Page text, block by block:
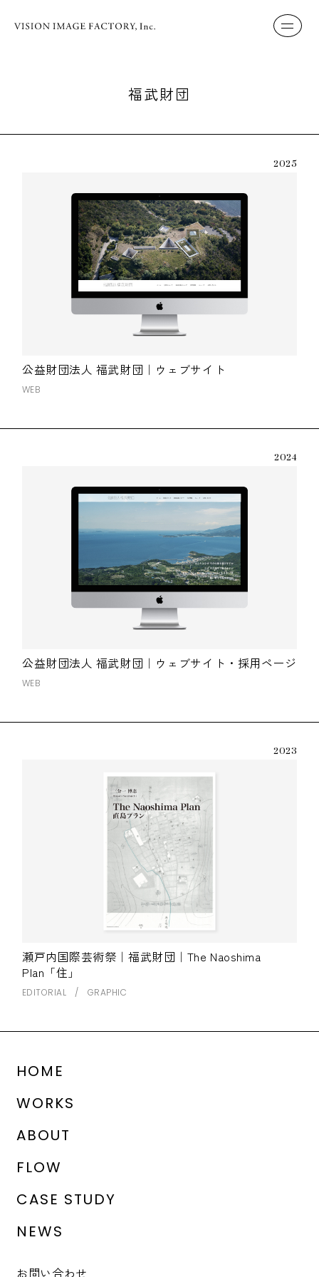
福武財団
2025
公益財団法人 福武財団｜ウェブサイト
WEB
2024
公益財団法人 福武財団｜ウェブサイト・採用ページ
WEB
2023
瀬戸内国際芸術祭｜福武財団｜The Naoshima
Plan「住」
EDITORIAL GRAPHIC
HOME
WORKS
ABOUT
FLOW
CASE STUDY
NEWS
お問い合わせ